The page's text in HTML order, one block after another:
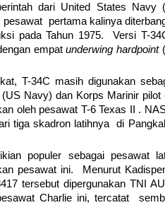
dari United States Navy
pesawat pertama kalinya
pada Tahun 1975. Versi T-
empatunderwing hardpoint
T-34C masih digunakan
Navy) dan Korps Marinir
oleh pesawat T-6 Texas II .
tiga skadron latihnya di
populer sebagai pesawat
pesawat ini. Menurut
tersebut dipergunakan TNI
Charlie ini, tercatat